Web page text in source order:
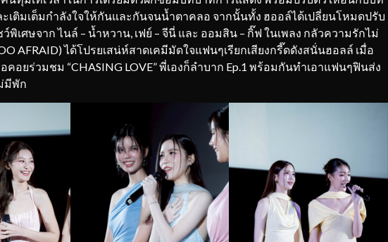
เติมเต็มกำลังใจให้กันและกันจนน้ำตาคลอ จากนั้นทั้ง ฮออล์ได้เปลี่ยนโหมดปรับ
เศษจาก ไนล์ – น้ำหวาน, เฟย์ – จีนี่ และ ออมสิน – กิ๊ฟ ในเพลง กลัวความรักไม่
AFRAID) ได้โปรยเสน่ห์สาดเคมีมัดใจแฟนๆเรียกเสียงกรี๊ดดังสนั่นฮอลล์ เมื่อ
อยร่วมชม “CHASING LOVE” พี่เองก็ลำบาก Ep.1 พร้อมกันทำเอาแฟนๆฟินส่ง
มีพัก